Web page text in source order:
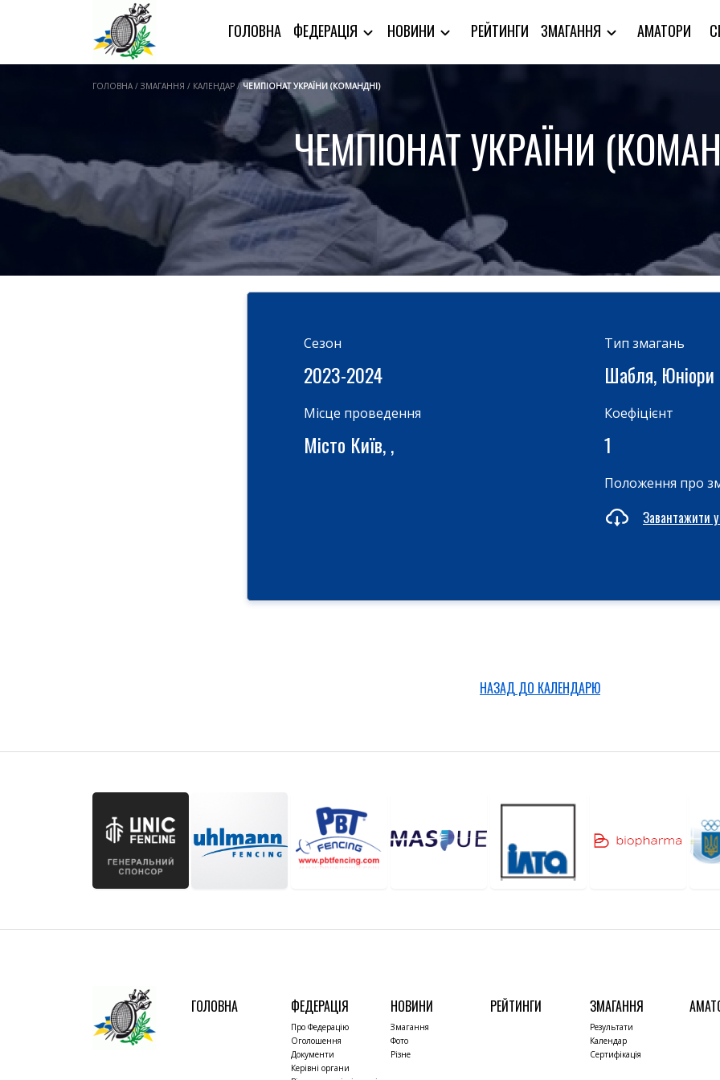
ГОЛОВНА ФЕДЕРАЦІЯ НОВИНИ РЕЙТИНГИ ЗМАГАННЯ АМАТОРИ
ГОЛОВНА / ЗМАГАННЯ / КАЛЕНДАР / ЧЕМПІОНАТ УКРАЇНИ (КОМАНДНІ)
ЧЕМПІОНАТ УКРАЇНИ
Cезон
2023-2024
Місце проведення
Місто Київ, ,
Тип змагань
Шабля, Юніори
Коефіцієнт
1
Положення про
Завантажити
НАЗАД ДО КАЛЕНДАРЮ
ГОЛОВНА ФЕДЕРАЦІЯ
Про Федерацію
Оголошення
Документи
Керівні органи
НОВИНИ
Змагання
Фото
Різне
РЕЙТИНГИ ЗМАГАННЯ
Результати
Календар
Сертифікація